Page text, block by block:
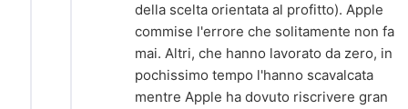
della scelta orientata al profitto). Apple
commise l'errore che solitamente non fa
mai. Altri, che hanno lavorato da zero, in
pochissimo tempo l'hanno scavalcata
mentre Apple ha dovuto riscrivere gran